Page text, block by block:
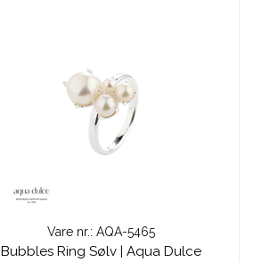
Vare nr.: AQA-5465
Bubbles Ring Sølv | Aqua Dulce